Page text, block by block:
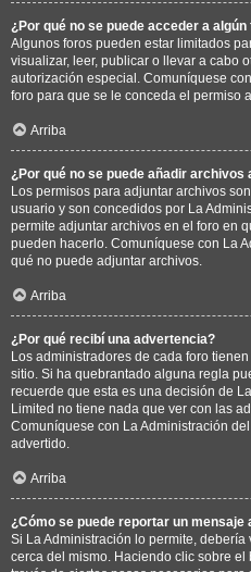
¿Por qué no se puede acceder a algún
Algunos foros pueden estar limitados
visualizar, leer, publicar o llevar a cabo
autorización especial. Comuníquese
foro para que se le conceda el permiso
Arriba
¿Por qué no se puede añadir archivos
Los permisos para adjuntar archivos
usuario y son concedidos por La
permite adjuntar archivos en el foro en
pueden hacerlo. Comuníquese con La
qué no puede adjuntar archivos.
Arriba
¿Por qué recibí una advertencia?
Los administradores de cada foro
sitio. Si ha quebrantado alguna regla
recuerde que esta es una decisión de
Limited no tiene nada que ver con las
Comuníquese con La Administración
advertido.
Arriba
¿Cómo se puede reportar un mensaje
Si La Administración lo permite,
cerca del mismo. Haciendo clic sobre